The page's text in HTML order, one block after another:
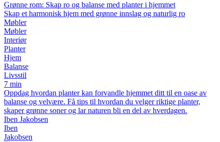
Grønne rom: Skap ro og balanse med planter i hjemmet
Skap et harmonisk hjem med grønne innslag og naturlig ro
Møbler
Møbler
Interiør
Planter
Hjem
Balanse
Livsstil
7 min
Oppdag hvordan planter kan forvandle hjemmet ditt til en oase av
balanse og velvære. Få tips til hvordan du velger riktige planter,
skaper grønne soner og lar naturen bli en del av hverdagen.
Iben Jakobsen
Iben
Jakobsen